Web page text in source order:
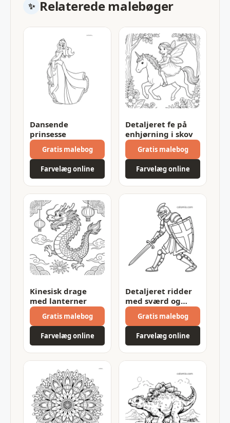
Relaterede malebøger
Dansende
prinsesse
Gratis malebog
Farvelæg online
Detaljeret fe på
enhjørning i skov
Gratis malebog
Farvelæg online
Kinesisk drage
med lanterner
Gratis malebog
Farvelæg online
Detaljeret ridder
med sværd og
korsskjold
Gratis malebog
Farvelæg online